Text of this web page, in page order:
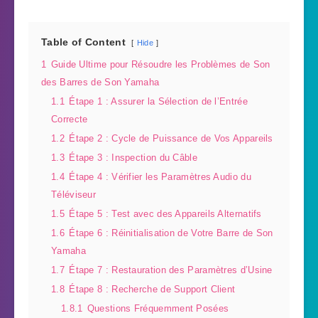
Table of Content Hide
1 Guide Ultime pour Résoudre les Problèmes de Son
des Barres de Son Yamaha
1.1 Étape 1 : Assurer la Sélection de l’Entrée
Correcte
1.2 Étape 2 : Cycle de Puissance de Vos Appareils
1.3 Étape 3 : Inspection du Câble
1.4 Étape 4 : Vérifier les Paramètres Audio du
Téléviseur
1.5 Étape 5 : Test avec des Appareils Alternatifs
1.6 Étape 6 : Réinitialisation de Votre Barre de Son
Yamaha
1.7 Étape 7 : Restauration des Paramètres d’Usine
1.8 Étape 8 : Recherche de Support Client
1.8.1 Questions Fréquemment Posées